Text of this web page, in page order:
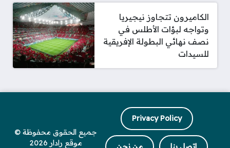
الكاميرون تتجاوز نيجيريا
وتواجه لبؤات الأطلس في
نصف نهائي البطولة الإفريقية
للسيدات
Privacy Policy
جميع الحقوق محفوظة ©
موقع رادار 2026